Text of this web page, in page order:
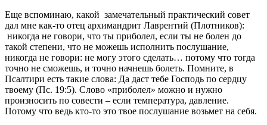
Еще вспоминаю, какой замечательный практический совет
дал мне как-то отец архимандрит Лаврентий (Плотников):
никогда не говори, что ты приболел, если ты не болен до
такой степени, что не можешь исполнить послушание,
никогда не говори: не могу этого сделать… потому что тогда
точно не сможешь, и точно начнешь болеть. Помните, в
Псалтири есть такие слова: Да даст тебе Господь по сердцу
твоему (Пс. 19:5). Слово «приболел» можно и нужно
произносить по совести – если температура, давление.
Потому что ведь кто-то это твое послушание возьмет на себя.